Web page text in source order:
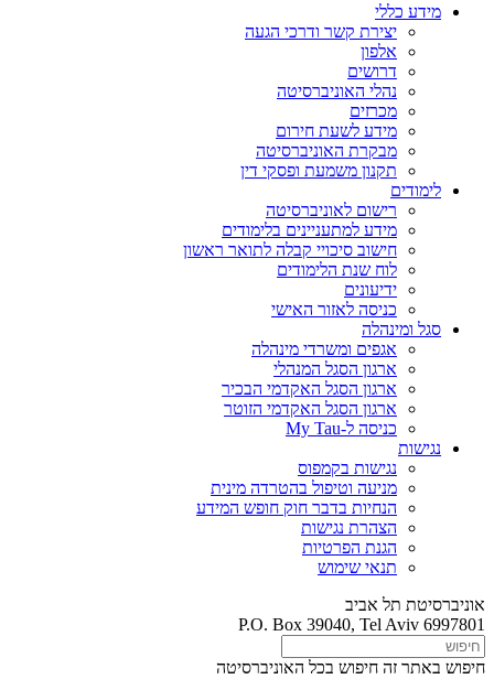
מידע כללי
יצירת קשר ודרכי הגעה
אלפון
דרושים
נהלי האוניברסיטה
מכרזים
מידע לשעת חירום
מבקרת האוניברסיטה
תקנון משמעת ופסקי דין
לימודים
רישום לאוניברסיטה
מידע למתעניינים בלימודים
חישוב סיכויי קבלה לתואר ראשון
לוח שנת הלימודים
ידיעונים
כניסה לאזור האישי
סגל ומינהלה
אגפים ומשרדי מינהלה
ארגון הסגל המנהלי
ארגון הסגל האקדמי הבכיר
ארגון הסגל האקדמי הזוטר
כניסה ל-My Tau
נגישות
נגישות בקמפוס
מניעה וטיפול בהטרדה מינית
הנחיות בדבר חוק חופש המידע
הצהרת נגישות
הגנת הפרטיות
תנאי שימוש
אוניברסיטת תל אביב
P.O. Box 39040, Tel Aviv 6997801
חיפוש באתר זה חיפוש בכל האוניברסיטה